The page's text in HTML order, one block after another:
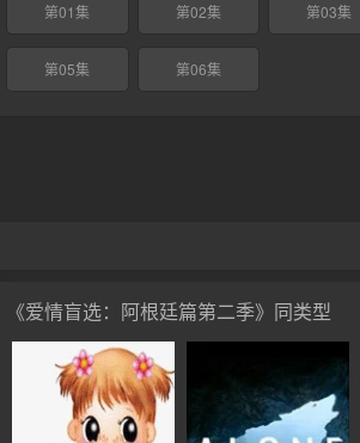
第01集 第02集 第03集
第05集 第06集
《爱情盲选：阿根廷篇第二季》同类型